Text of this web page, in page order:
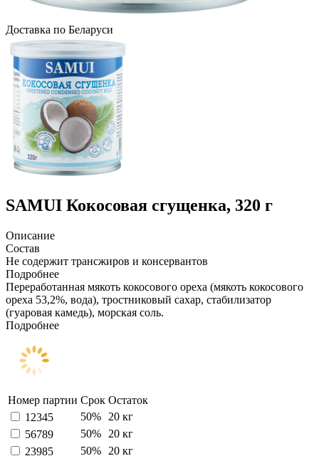
Доcтавка по Беларуси
SAMUI Кокосовая сгущенка, 320 г
Описание
Состав
Не содержит трансжиров и консервантов
Подробнее
Переработанная мякоть кокосового ореха (мякоть кокосового
ореха 53,2%, вода), тростниковый сахар, стабилизатор
(гуаровая камедь), морская соль.
Подробнее
Номер партии Срок Остаток
12345
50%
20 кг
56789
50%
20 кг
23985
50%
20 кг